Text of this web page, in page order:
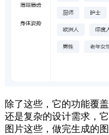
除了这些，它的功能覆
还是复杂的设计需求，
图片这些，做完生成的